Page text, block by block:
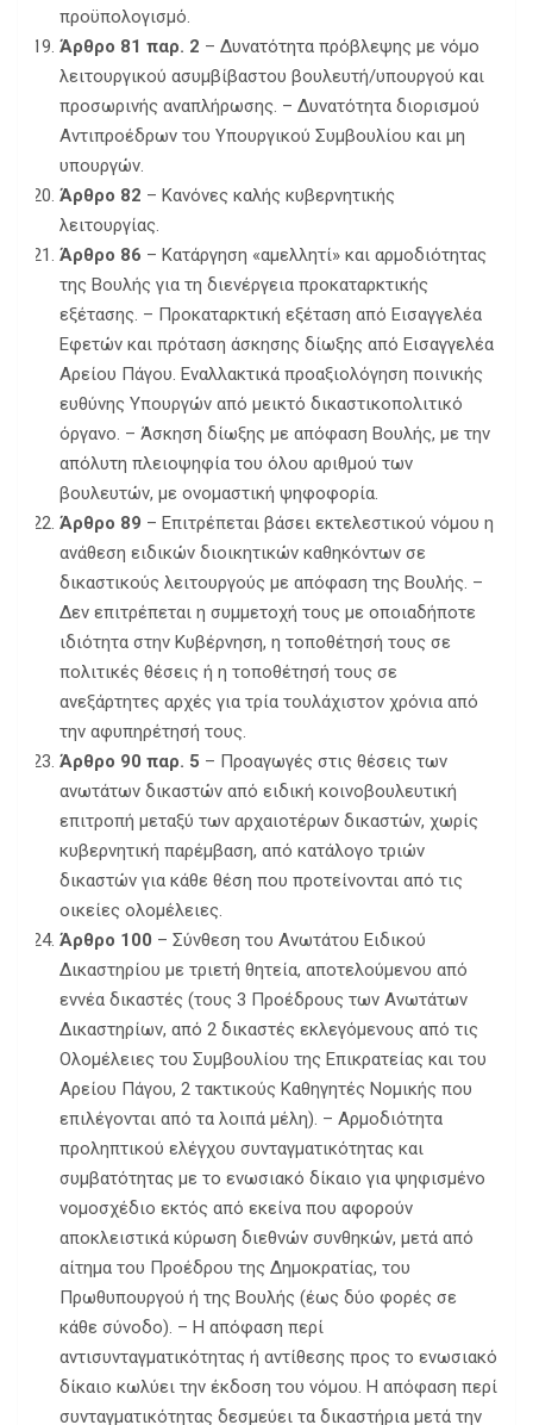
προϋπολογισμό.
Άρθρο 81 παρ. 2 – Δυνατότητα πρόβλεψης με νόμο
λειτουργικού ασυμβίβαστου βουλευτή/υπουργού και
προσωρινής αναπλήρωσης. – Δυνατότητα διορισμού
Αντιπροέδρων του Υπουργικού Συμβουλίου και μη
υπουργών.
Άρθρο 82 – Κανόνες καλής κυβερνητικής
λειτουργίας.
Άρθρο 86 – Κατάργηση «αμελλητί» και αρμοδιότητας
της Βουλής για τη διενέργεια προκαταρκτικής
εξέτασης. – Προκαταρκτική εξέταση από Εισαγγελέα
Εφετών και πρόταση άσκησης δίωξης από Εισαγγελέα
Αρείου Πάγου. Εναλλακτικά προαξιολόγηση ποινικής
ευθύνης Υπουργών από μεικτό δικαστικοπολιτικό
όργανο. – Άσκηση δίωξης με απόφαση Βουλής, με την
απόλυτη πλειοψηφία του όλου αριθμού των
βουλευτών, με ονομαστική ψηφοφορία.
Άρθρο 89 – Επιτρέπεται βάσει εκτελεστικού νόμου η
ανάθεση ειδικών διοικητικών καθηκόντων σε
δικαστικούς λειτουργούς με απόφαση της Βουλής. –
Δεν επιτρέπεται η συμμετοχή τους με οποιαδήποτε
ιδιότητα στην Κυβέρνηση, η τοποθέτησή τους σε
πολιτικές θέσεις ή η τοποθέτησή τους σε
ανεξάρτητες αρχές για τρία τουλάχιστον χρόνια από
την αφυπηρέτησή τους.
Άρθρο 90 παρ. 5 – Προαγωγές στις θέσεις των
ανωτάτων δικαστών από ειδική κοινοβουλευτική
επιτροπή μεταξύ των αρχαιοτέρων δικαστών, χωρίς
κυβερνητική παρέμβαση, από κατάλογο τριών
δικαστών για κάθε θέση που προτείνονται από τις
οικείες ολομέλειες.
Άρθρο 100 – Σύνθεση του Ανωτάτου Ειδικού
Δικαστηρίου με τριετή θητεία, αποτελούμενου από
εννέα δικαστές (τους 3 Προέδρους των Ανωτάτων
Δικαστηρίων, από 2 δικαστές εκλεγόμενους από τις
Ολομέλειες του Συμβουλίου της Επικρατείας και του
Αρείου Πάγου, 2 τακτικούς Καθηγητές Νομικής που
επιλέγονται από τα λοιπά μέλη). – Αρμοδιότητα
προληπτικού ελέγχου συνταγματικότητας και
συμβατότητας με το ενωσιακό δίκαιο για ψηφισμένο
νομοσχέδιο εκτός από εκείνα που αφορούν
αποκλειστικά κύρωση διεθνών συνθηκών, μετά από
αίτημα του Προέδρου της Δημοκρατίας, του
Πρωθυπουργού ή της Βουλής (έως δύο φορές σε
κάθε σύνοδο). – Η απόφαση περί
αντισυνταγματικότητας ή αντίθεσης προς το ενωσιακό
δίκαιο κωλύει την έκδοση του νόμου. Η απόφαση περί
συνταγματικότητας δεσμεύει τα δικαστήρια μετά την